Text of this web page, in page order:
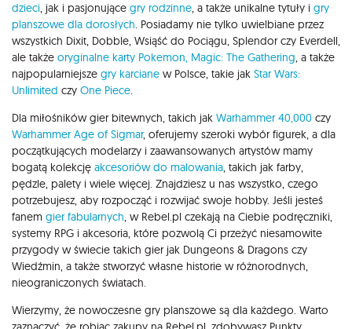
dzieci, jak i pasjonujące gry rodzinne, a także unikalne tytuły i gry
planszowe dla dorosłych. Posiadamy nie tylko uwielbiane przez
wszystkich Dixit, Dobble, Wsiąść do Pociągu, Splendor czy Everdell,
ale także oryginalne karty Pokemon, Magic: The Gathering, a także
najpopularniejsze gry karciane w Polsce, takie jak Star Wars:
Unlimited czy One Piece.
Dla miłośników gier bitewnych, takich jak Warhammer 40,000 czy
Warhammer Age of Sigmar, oferujemy szeroki wybór figurek, a dla
początkujących modelarzy i zaawansowanych artystów mamy
bogatą kolekcję akcesoriów do malowania, takich jak farby,
pędzle, palety i wiele więcej. Znajdziesz u nas wszystko, czego
potrzebujesz, aby rozpocząć i rozwijać swoje hobby. Jeśli jesteś
fanem gier fabularnych, w Rebel.pl czekają na Ciebie podręczniki,
systemy RPG i akcesoria, które pozwolą Ci przeżyć niesamowite
przygody w świecie takich gier jak Dungeons & Dragons czy
Wiedźmin, a także stworzyć własne historie w różnorodnych,
nieograniczonych światach.
Wierzymy, że nowoczesne gry planszowe są dla każdego. Warto